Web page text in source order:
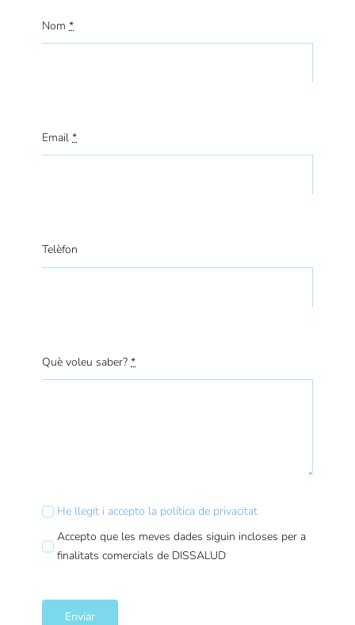
Nom*
Email*
Telèfon
Què voleu saber?*
He llegit i accepto la política de privacitat
Accepto que les meves dades siguin incloses per a
finalitats comercials de DISSALUD
Enviar